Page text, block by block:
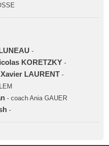
-
KORETZKY -
LAURENT -
- coach Ania GAUER
-